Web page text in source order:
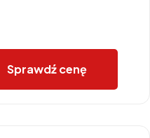
Sprawdź cenę